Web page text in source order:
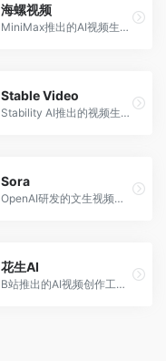
海螺视频
MiniMax推出的AI视频生成工具，支持高质量视频创作。面向内容创作者，提供文生视频、视频编辑等功能，生成速度快，视频效果自然流畅。
Stable Video
Stability AI推出的视频生成模型，开源可部署。面向开发者和专业创作者，支持视频生成、视频编辑等功能，开源生态完善，定制化程度高。
Sora
OpenAI研发的文生视频大模型，可根据文字描述生成长达60秒的高清视频。面向影视创作者、广告从业者和内容生产者，视频连贯性强，物理世界理解准确，代表了AI视频生成的最高水平。
花生AI
B站推出的AI视频创作工具，专注于短视频内容生成。面向B站创作者，支持视频生成、视频编辑等功能，与B站平台深度整合，创作效率高。